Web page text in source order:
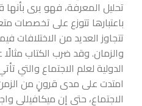
تحليل المعرفة، فهو يرى
باعتبارها تتوزع على تخصصات
تتجاوز العديد من الاختلافات
والزمان. وقد ضرب الكتاب
الدولية لعلم الاجتماع والتي
امتدت على مدى قرونٍ من
الاجتماع، حتى إن ميكافيللي